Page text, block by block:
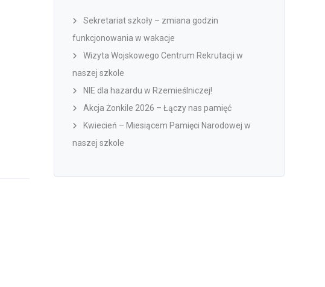
Sekretariat szkoły – zmiana godzin
funkcjonowania w wakacje
Wizyta Wojskowego Centrum Rekrutacji w
naszej szkole
NIE dla hazardu w Rzemieślniczej!
Akcja Żonkile 2026 – Łączy nas pamięć
Kwiecień – Miesiącem Pamięci Narodowej w
naszej szkole